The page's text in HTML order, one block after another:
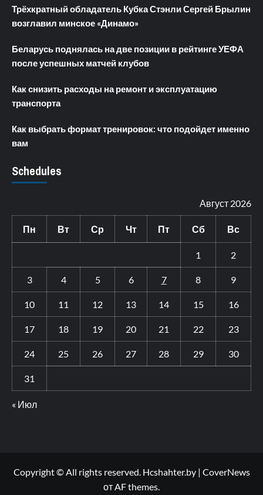
Трёхкратный обладатель Кубка Стэнли Сергей Брылин
возглавил минское «Динамо»
Беларусь поднялась на две позиции в рейтинге УЕФА
после успешных матчей клубов
Как снизить расходы на ремонт и эксплуатацию
транспорта
Как выбрать формат тренировок: что подойдет именно
вам
Schedules
Август 2026
Пн Вт Ср Чт Пт Сб Вс
1 2
3 4 5 6 7 8 9
10 11 12 13 14 15 16
17 18 19 20 21 22 23
24 25 26 27 28 29 30
31
« Июл
Copyright © All rights reserved. Hcshahter.by | CoverNews
от AF themes.